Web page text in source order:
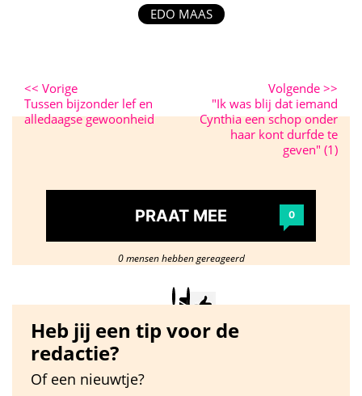
EDO MAAS
<< Vorige
Tussen bijzonder lef en
alledaagse gewoonheid
Volgende >>
"Ik was blij dat iemand
Cynthia een schop onder
haar kont durfde te
geven" (1)
PRAAT MEE 0
0 mensen hebben gereageerd
Heb jij een tip voor de
redactie?
Of een nieuwtje?